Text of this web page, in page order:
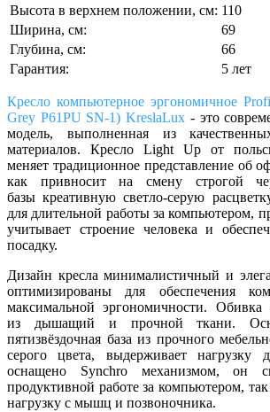
Высота в верхнем положении, см: 110
Ширина, см:
69
Глубина, см:
66
Гарантия:
5 лет
Кресло компьютерное эргономичное
Grey P61PU SN-1) KreslaLux - это
модель, выполненная из
материалов. Кресло Light Up от
меняет традиционное представление об
как привносит на смену строгой
базы креативную светло-серую
для длительной работы за компьютером,
учитывает строение человека и
посадку.
Дизайн кресла минималистичный и
оптимизированы для обеспечения
максимальной эргономичности.
из дышащий и прочной ткани.
пятизвёздочная база из прочного
серого цвета, выдерживает нагрузку
оснащено Synchro механизмом, он
продуктивной работе за компьютером,
нагрузку с мышц и позвоночника.